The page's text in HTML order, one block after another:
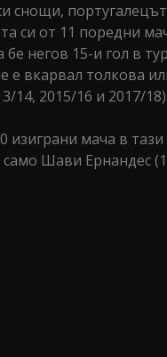
снощи,
си от 11 поредни
бе негов 15-и гол в
е вкарвал толкова
14, 2015/16 и 2017/18).
изиграни мача в
само Шави Ернандес